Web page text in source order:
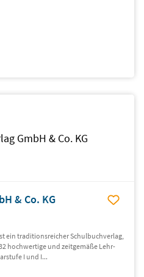
GmbH & Co. KG
& Co. KG
ein traditionsreicher Schulbuchverlag,
hochwertige und zeitgemäße Lehr-
I und I...